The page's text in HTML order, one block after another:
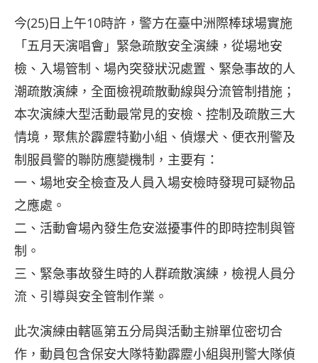
今(25)日上午10時許，警方在臺中洲際棒球場實施
「五月天演唱會」緊急疏散安全演練，從場地安
檢、入場管制、場內突發狀況處置、緊急事故的人
潮疏散演練，全面檢視疏散動線與分流管制措施；
本次演練大型活動最常見的安檢、控制及疏散三大
情境，聚焦於霹靂特勤小組、偵爆犬、便衣刑警及
制服員警的聯防應變機制，主要有：
一、場地安全檢查及人員入場安檢時發現可疑物品
之應處。
二、活動會場內發生危安滋擾事件的即時控制與管
制。
三、緊急事故發生時的人群疏散演練，檢視人員分
流、引導與安全管制作業。
此次演練由轄區第五分局與活動主辦單位密切合
作，動員包含保安大隊特勤霹靂小組與刑警大隊偵